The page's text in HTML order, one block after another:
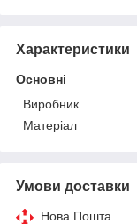
Характеристики
Основні
Виробник
Матеріал
Умови доставки
Нова Пошта